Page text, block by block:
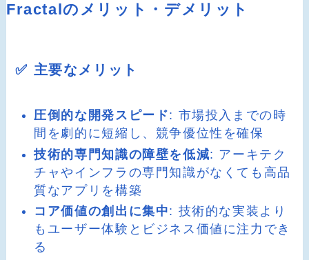
Fractalのメリット・デメリット
✅ 主要なメリット
圧倒的な開発スピード: 市場投入までの時
間を劇的に短縮し、競争優位性を確保
技術的専門知識の障壁を低減: アーキテク
チャやインフラの専門知識がなくても高品
質なアプリを構築
コア価値の創出に集中: 技術的な実装より
もユーザー体験とビジネス価値に注力でき
る